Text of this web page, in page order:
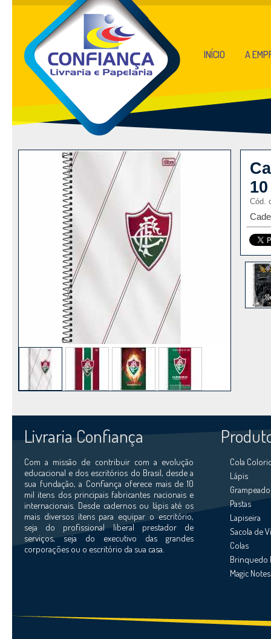
INÍCIO A
Cód.
Livraria Confiança
Com a missão de contribuir com a evolução
educacional e dos escritórios do Brasil, desde a
sua fundação, a Confiança oferece mais de 10
mil itens dos principais fabricantes nacionais e
internacionais. Desde cadernos ou lápis até os
mais diversos ítens para equipar o escritório,
seja do profissional liberal prestador de
serviços, seja do executivo das grandes
corporações ou o escritório da sua casa.
Cola
Lápis
Pastas
Lapiseira
Sacola de
Colas
Brinquedo
Magic Notes